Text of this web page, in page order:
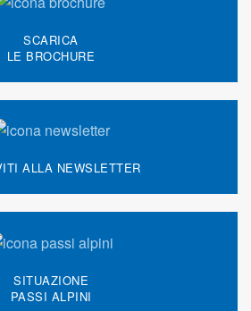
SCARICA
LE BROCHURE
ALLA NEWSLETTER
SITUAZIONE
PASSI ALPINI